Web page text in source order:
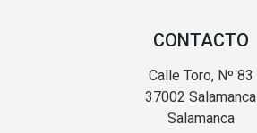
CONTACTO
Calle Toro, Nº 83
37002 Salamanca
Salamanca